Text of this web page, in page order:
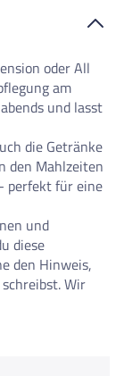
oder All
am
und lasst
die Getränke
den Mahlzeiten
perfekt für eine
und
diese
den Hinweis,
Wir